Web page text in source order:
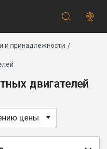
компанией
и принадлежности
двигателей
цены